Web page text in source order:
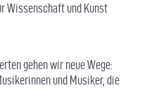
Wissenschaft und Kunst
gehen wir neue Wege:
und Musiker, die